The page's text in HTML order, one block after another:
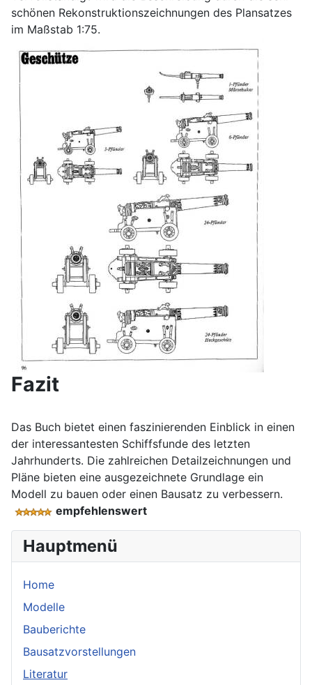
Hauptmenü
Home
Modelle
Bauberichte
Bausatzvorstellungen
Literatur
schönen Rekonstruktionszeichnungen des Plansatzes
im Maßstab 1:75.
Fazit
Das Buch bietet einen faszinierenden Einblick in einen
der interessantesten Schiffsfunde des letzten
Jahrhunderts. Die zahlreichen Detailzeichnungen und
Pläne bieten eine ausgezeichnete Grundlage ein
Modell zu bauen oder einen Bausatz zu verbessern.
empfehlenswert